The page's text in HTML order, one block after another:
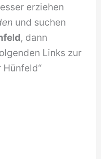
erziehen
und suchen
, dann
Links zur
Hünfeld“